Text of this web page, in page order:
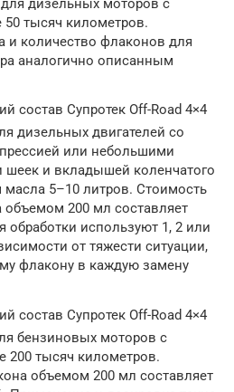
дизельных моторов с
50 тысяч километров.
и количество флаконов для
аналогично описанным
состав Супротек Off-Road 4×4
дизельных двигателей со
или небольшими
и вкладышей коленчатого
5–10 литров. Стоимость
объемом 200 мл составляет
обработки используют 1, 2 или
от тяжести ситуации,
флакону в каждую замену
состав Супротек Off-Road 4×4
бензиновых моторов с
200 тысяч километров.
объемом 200 мл составляет